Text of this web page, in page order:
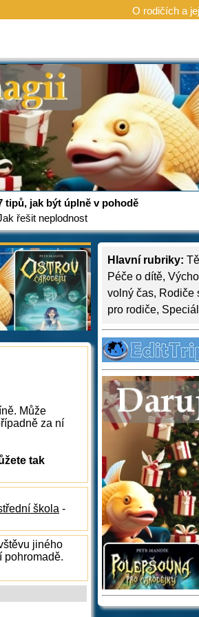
O rodičích a
tipů, jak být úplně v pohodě
řešit neplodnost
Hlavní rubriky:
Péče o dítě,
volný čas, Rodiče
pro rodiče,
Může
za ní
tak
škola -
jiného
pohromadě.